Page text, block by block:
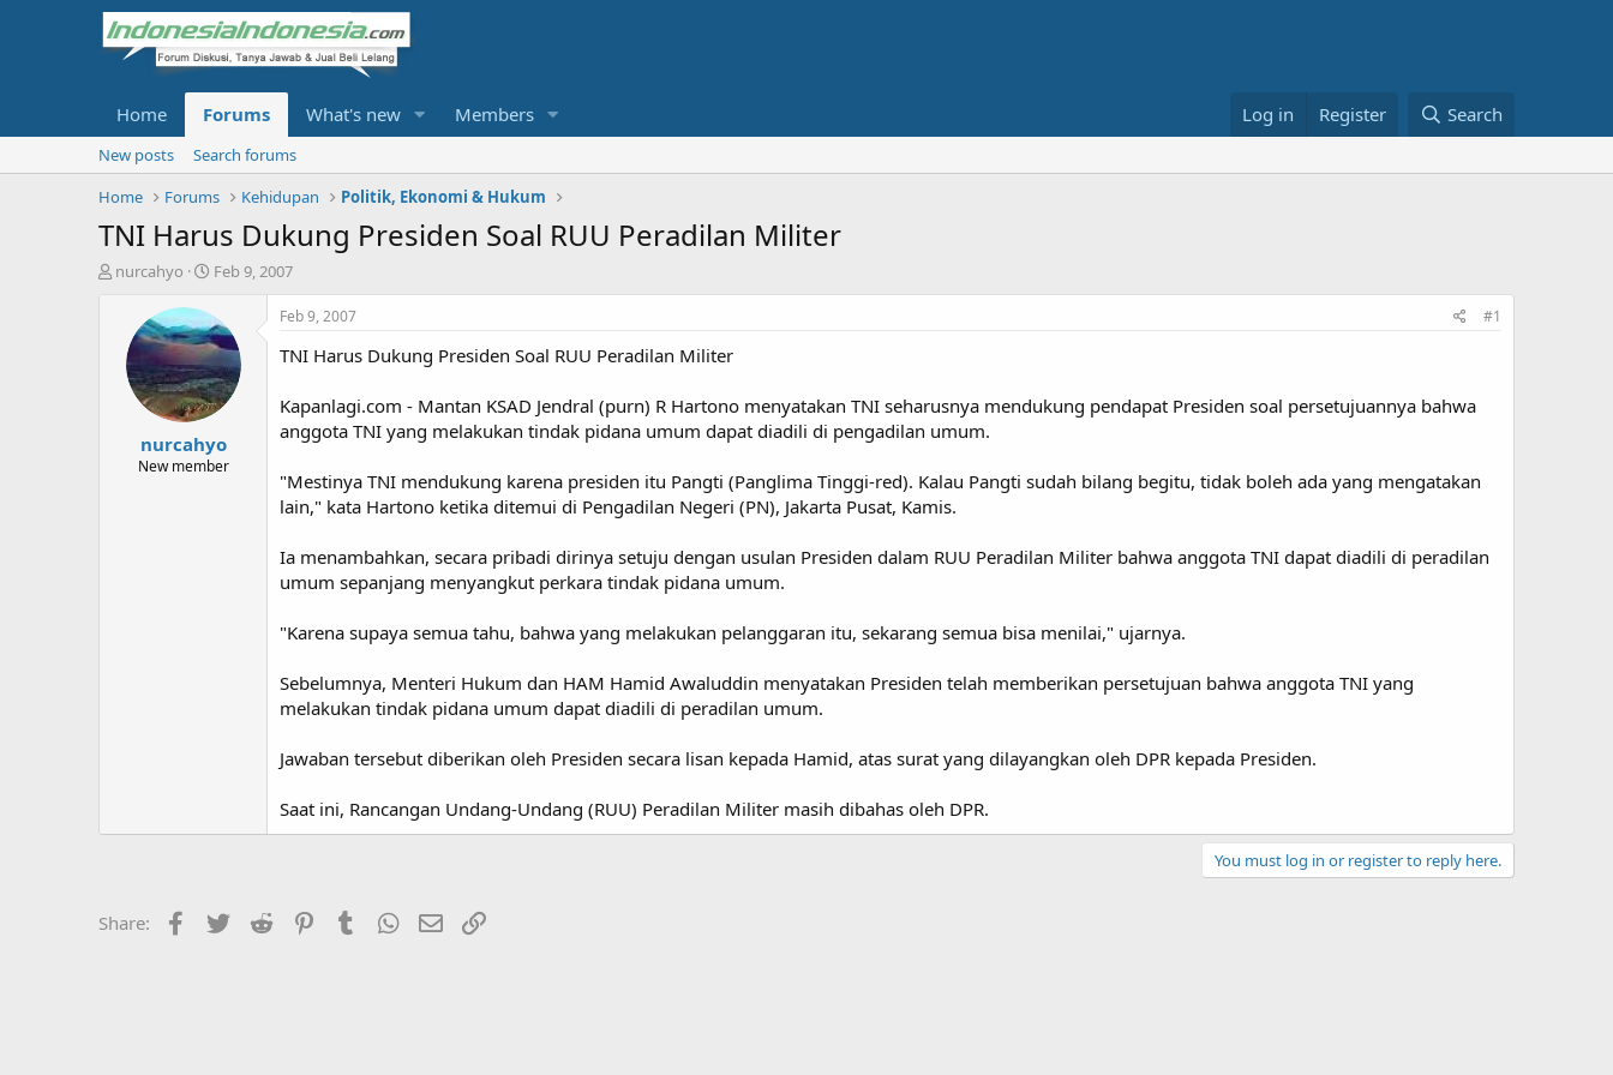
Home Forums What's new Members Log in Register Search
New posts
Search forums
Home
Forums Kehidupan Politik, Ekonomi & Hukum
TNI Harus Dukung Presiden Soal RUU Peradilan Militer
T
nurcahyo
S
a
r
t
d
a
t
e
Feb 9, 2007
nurcahyo
New member
Feb 9, 2007 #1
TNI Harus Dukung Presiden Soal RUU Peradilan Militer
Kapanlagi.com - Mantan KSAD Jendral (purn) R Hartono menyatakan TNI seharusnya mendukung pendapat Presiden soal persetujuannya bahwa
anggota TNI yang melakukan tindak pidana umum dapat diadili di pengadilan umum.
"Mestinya TNI mendukung karena presiden itu Pangti (Panglima Tinggi-red). Kalau Pangti sudah bilang begitu, tidak boleh ada yang mengatakan
lain," kata Hartono ketika ditemui di Pengadilan Negeri (PN), Jakarta Pusat, Kamis.
Ia menambahkan, secara pribadi dirinya setuju dengan usulan Presiden dalam RUU Peradilan Militer bahwa anggota TNI dapat diadili di peradilan
umum sepanjang menyangkut perkara tindak pidana umum.
"Karena supaya semua tahu, bahwa yang melakukan pelanggaran itu, sekarang semua bisa menilai," ujarnya.
Sebelumnya, Menteri Hukum dan HAM Hamid Awaluddin menyatakan Presiden telah memberikan persetujuan bahwa anggota TNI yang
melakukan tindak pidana umum dapat diadili di peradilan umum.
Jawaban tersebut diberikan oleh Presiden secara lisan kepada Hamid, atas surat yang dilayangkan oleh DPR kepada Presiden.
Saat ini, Rancangan Undang-Undang (RUU) Peradilan Militer masih dibahas oleh DPR.
You must log in or register to reply here.
Share: Facebook
Twitter Reddit PinterestTumblrWhatsApp
Email